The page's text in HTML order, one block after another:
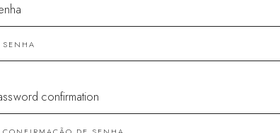
confirmation